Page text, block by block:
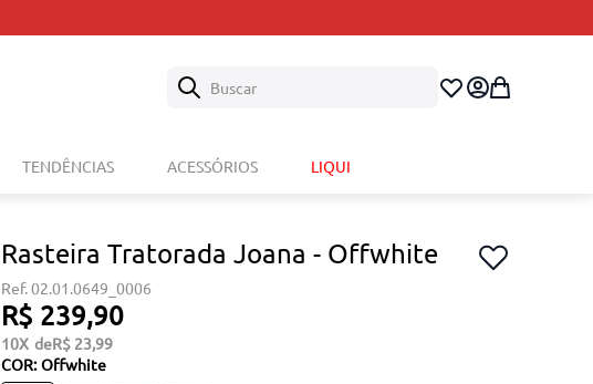
Buscar
TENDÊNCIAS ACESSÓRIOS LIQUI
Rasteira Tratorada Joana - Offwhite
02.01.0649_0006
R$ 239,90
10 R$ 23,99
COR: Offwhite